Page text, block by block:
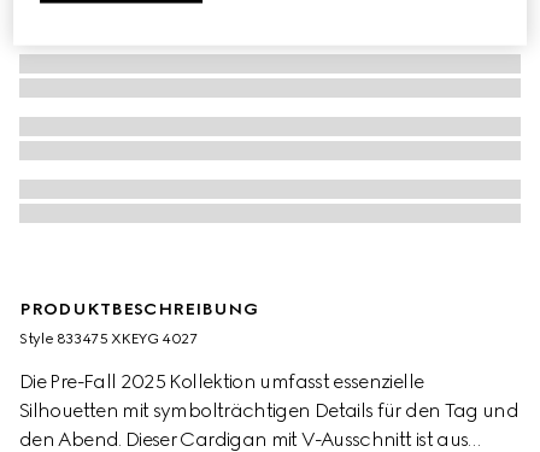
PRODUKTBESCHREIBUNG
Style ‎833475 XKEYG 4027
Die Pre-Fall 2025 Kollektion umfasst essenzielle
Silhouetten mit symbolträchtigen Details für den Tag und
den Abend. Dieser Cardigan mit V-Ausschnitt ist aus